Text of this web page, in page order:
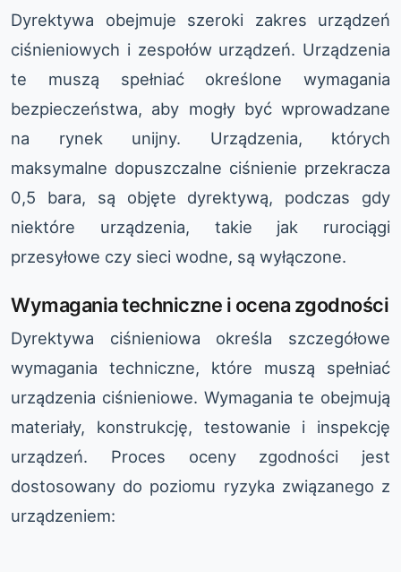
Dyrektywa obejmuje szeroki zakres urządzeń
ciśnieniowych i zespołów urządzeń. Urządzenia
te muszą spełniać określone wymagania
bezpieczeństwa, aby mogły być wprowadzane
na rynek unijny. Urządzenia, których
maksymalne dopuszczalne ciśnienie przekracza
0,5 bara, są objęte dyrektywą, podczas gdy
niektóre urządzenia, takie jak rurociągi
przesyłowe czy sieci wodne, są wyłączone.
Wymagania techniczne i ocena zgodności
Dyrektywa ciśnieniowa określa szczegółowe
wymagania techniczne, które muszą spełniać
urządzenia ciśnieniowe. Wymagania te obejmują
materiały, konstrukcję, testowanie i inspekcję
urządzeń. Proces oceny zgodności jest
dostosowany do poziomu ryzyka związanego z
urządzeniem: